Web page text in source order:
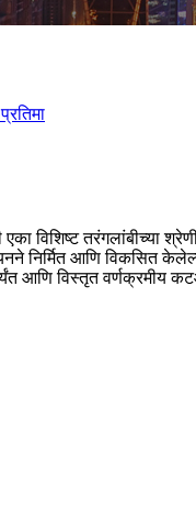
विशिष्ट तरंगलांबीच्या
निर्मित आणि विकसित
आणि विस्तृत वर्णक्रमीय